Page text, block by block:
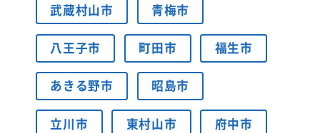
武蔵村山市 青梅市
八王子市 町田市 福生市
あきる野市 昭島市
立川市 東村山市 府中市